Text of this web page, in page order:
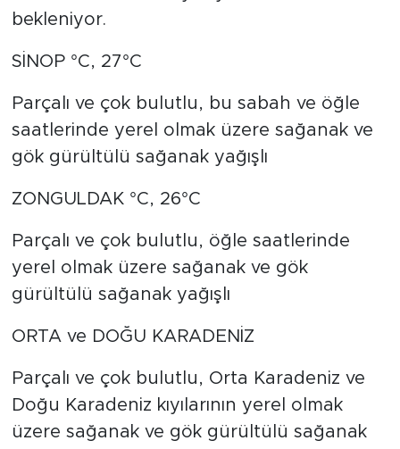
bekleniyor.
SİNOP °C, 27°C
Parçalı ve çok bulutlu, bu sabah ve öğle
saatlerinde yerel olmak üzere sağanak ve
gök gürültülü sağanak yağışlı
ZONGULDAK °C, 26°C
Parçalı ve çok bulutlu, öğle saatlerinde
yerel olmak üzere sağanak ve gök
gürültülü sağanak yağışlı
ORTA ve DOĞU KARADENİZ
Parçalı ve çok bulutlu, Orta Karadeniz ve
Doğu Karadeniz kıyılarının yerel olmak
üzere sağanak ve gök gürültülü sağanak